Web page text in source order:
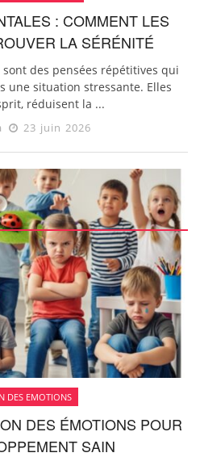
: COMMENT LES
LA SÉRÉNITÉ
des pensées répétitives qui
une situation stressante. Elles
réduisent la ...
23 juin 2026
DES EMOTIONS
DES ÉMOTIONS POUR
SAIN